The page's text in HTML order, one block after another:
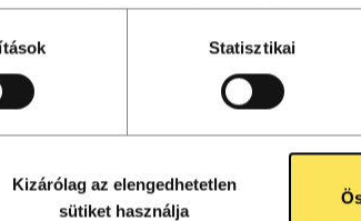
tulajdonságainak (ujjlenyomat) aktív
és adja meg preferenciáit aRészletek
való hozzájárulását.
elemzéséhez. A sütikről szóló
Statisztikai
Kizárólag az elengedhetetlen
sütiket használja